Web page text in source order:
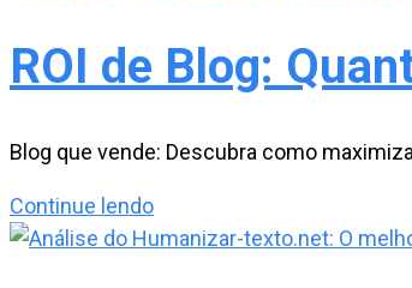
Blog
no
Vendedor
minha
empresa
ROI de Blog:
Blog que vende: Descubra como
Continue lendoROI
de